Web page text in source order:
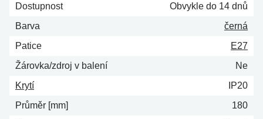
Dostupnost
Obvykle do 14 dnů
Barva
černá
Patice
E27
Žárovka/zdroj v balení
Ne
Krytí
IP20
Průměr [mm]
180